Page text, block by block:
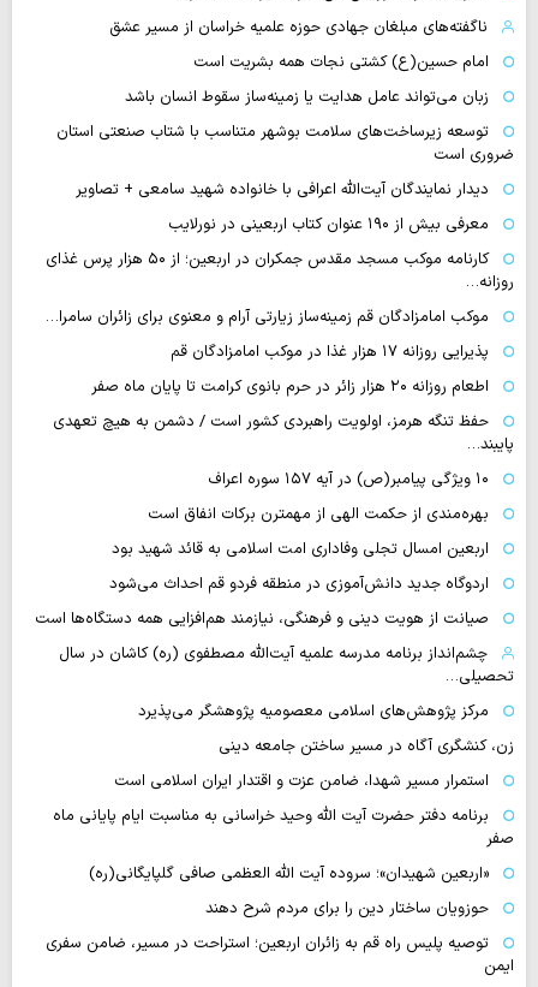
ناگفته‌های مبلغان جهادی حوزه علمیه خراسان از مسیر عشق
امام حسین(ع) کشتی نجات همه بشریت است
زبان می‌تواند عامل هدایت یا زمینه‌ساز سقوط انسان باشد
توسعه زیرساخت‌های سلامت بوشهر متناسب با شتاب صنعتی استان
ضروری است
دیدار نمایندگان آیت‌الله اعرافی با خانواده شهید سامعی + تصاویر
معرفی بیش از ۱۹۰ عنوان کتاب اربعینی در نورلایب
کارنامه موکب مسجد مقدس جمکران در اربعین؛ از ۵۰ هزار پرس غذای
روزانه…
موکب امامزادگان قم زمینه‌ساز زیارتی آرام و معنوی برای زائران سامرا…
پذیرایی روزانه ۱۷ هزار غذا در موکب امامزادگان قم
اطعام روزانه ۲۰ هزار زائر در حرم بانوی کرامت تا پایان ماه صفر
حفظ تنگه هرمز، اولویت راهبردی کشور است / دشمن به هیچ تعهدی
پایبند…
۱۰ ویژگی پیامبر(ص) در آیه ۱۵۷ سوره اعراف
بهره‌مندی از حکمت الهی از مهمترن برکات انفاق است
اربعین امسال تجلی وفاداری امت اسلامی به قائد شهید بود
اردوگاه جدید دانش‌آموزی در منطقه فردو قم احداث می‌شود
صیانت از هویت دینی و فرهنگی، نیازمند هم‌افزایی همه دستگاه‌ها است
چشم‌انداز برنامه مدرسه علمیه آیت‌الله مصطفوی (ره) کاشان در سال
تحصیلی…
مرکز پژوهش‌های اسلامی معصومیه پژوهشگر می‌پذیرد
زن، کنشگری آگاه در مسیر ساختن جامعه دینی
استمرار مسیر شهدا، ضامن عزت و اقتدار ایران اسلامی است
برنامه دفتر حضرت آیت الله وحید خراسانی به مناسبت ایام پایانی ماه
صفر
«اربعین شهیدان»؛ سروده آیت الله العظمی صافی گلپایگانی(ره)
حوزویان ساختار دین را برای مردم شرح دهند
توصیه پلیس راه قم به زائران اربعین؛ استراحت در مسیر، ضامن سفری
ایمن